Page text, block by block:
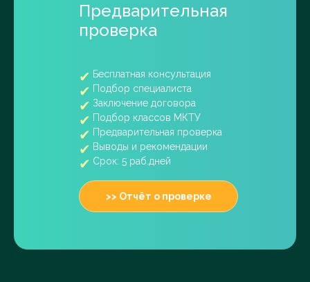
Предварительная
проверка
Бесплатная консультация
Подбор специалиста
Заключение договора
Подбор классов МКТУ
Предварительная проверка
Выводы и рекомендации
Срок: 5 раб.дней
>> Отчёт о проверке